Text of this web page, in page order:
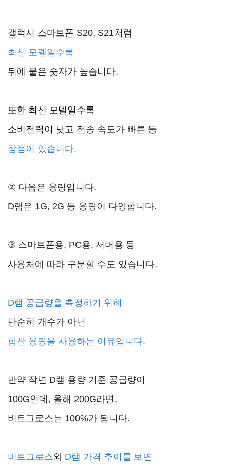
갤럭시 스마트폰 S20, S21처럼
최신 모델일수록
뒤에 붙은 숫자가 높습니다.
또한 최신 모델일수록
소비전력이 낮고 전송 속도가 빠른 등
장점이 있습니다.
② 다음은 용량입니다.
D램은 1G, 2G 등 용량이 다양합니다.
③ 스마트폰용, PC용, 서버용 등
사용처 에 따라 구분할 수도 있습니다.
D램 공급량을 측정하기 위해
단순히 개수가 아닌
합산 용량을 사용하는 이유입니다.
만약 작년 D램 용량 기준 공급량이
100G인데, 올해 200G라면,
비트그로스는 100%가 됩니다.
비트그로스와 D램 가격 추이를 보면